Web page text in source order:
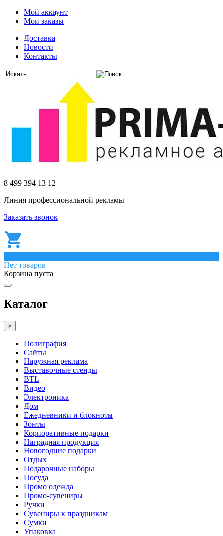
Мой аккаунт
Мои заказы
Доставка
Новости
Контакты
8 499 394 13 12
Линия профессиональной рекламы
Заказать звонок
Нет товаров
Корзина пуста
Каталог
×
Полиграфия
Сайты
Наружная реклама
Выставочные стенды
BTL
Видео
Электроника
Дом
Ежедневники и блокноты
Зонты
Корпоративные подарки
Наградная продукция
Новогодние подарки
Отдых
Подарочные наборы
Посуда
Промо одежда
Промо-сувениры
Ручки
Сувениры к праздникам
Сумки
Упаковка